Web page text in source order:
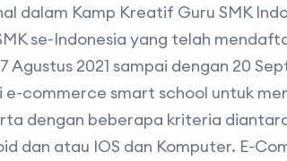
dalam Kamp Kreatif Guru SMK
se-Indonesia yang telah
2021 sampai dengan 20
e-commerce smart school untuk
dengan beberapa kriteria
dan atau IOS dan Komputer. E-